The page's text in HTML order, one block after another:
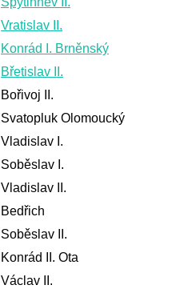
Vratislav II.
Konrád I. Brněnský
Břetislav II.
Bořivoj II.
Svatopluk Olomoucký
Vladislav I.
Soběslav I.
Vladislav II.
Bedřich
Soběslav II.
Konrád II. Ota
Václav II.